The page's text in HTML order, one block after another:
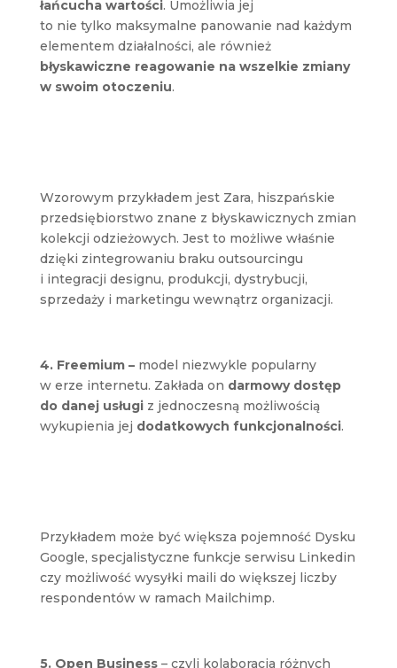
łańcucha wartości. Umożliwia jej
to nie tylko maksymalne panowanie nad każdym
elementem działalności, ale również
błyskawiczne reagowanie na wszelkie zmiany
w swoim otoczeniu.
Wzorowym przykładem jest Zara, hiszpańskie
przedsiębiorstwo znane z błyskawicznych zmian
kolekcji odzieżowych. Jest to możliwe właśnie
dzięki zintegrowaniu braku outsourcingu
i integracji designu, produkcji, dystrybucji,
sprzedaży i marketingu wewnątrz organizacji.
4. Freemium –model niezwykle popularny
w erze internetu. Zakłada on darmowy dostęp
do danej usługiz jednoczesną możliwością
wykupienia jej dodatkowych funkcjonalności.
Przykładem może być większa pojemność Dysku
Google, specjalistyczne funkcje serwisu Linkedin
czy możliwość wysyłki maili do większej liczby
respondentów w ramach Mailchimp.
5. Open Business– czyli kolaboracja różnych